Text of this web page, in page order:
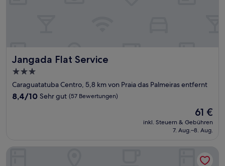
Jangada Flat Service
Jangada Flat Service
3.0-
Sterne-
Unterkunft
Caraguatatuba Centro, 5,8 km von Praia das Palmeiras entfernt
8.4
Bewertungen)
8,4/10 Sehr gut (57 Bewertungen)
Der
Preis
beträgt
61 €
inkl. Steuern & Gebühren
7. Aug.–8. Aug.